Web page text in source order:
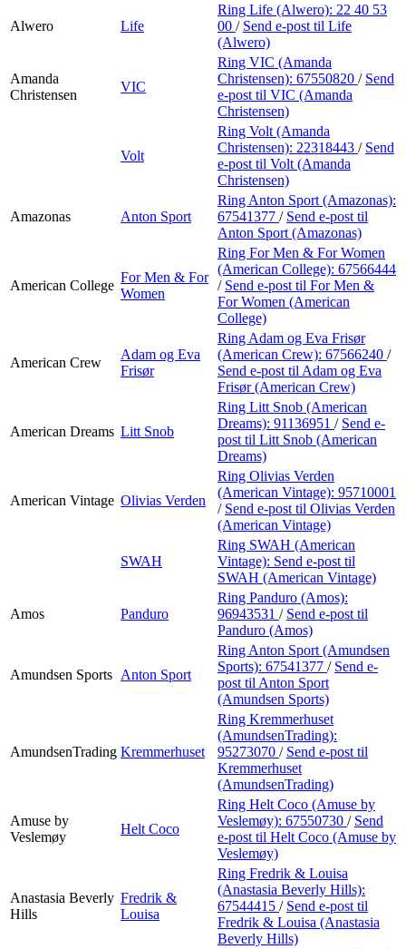
Alwero Life
Ring Life (Alwero): 22 40 53
00 / Send e-post til Life
(Alwero)
Amanda
Christensen
VIC
Ring VIC (Amanda
Christensen): 67550820 / Send
e-post til VIC (Amanda
Christensen)
Volt
Ring Volt (Amanda
Christensen): 22318443 / Send
e-post til Volt (Amanda
Christensen)
Amazonas Anton Sport
Ring Anton Sport (Amazonas):
67541377 / Send e-post til
Anton Sport (Amazonas)
American College
For Men & For
Women
Ring For Men & For Women
(American College): 67566444
/ Send e-post til For Men &
For Women (American
College)
American Crew
Adam og Eva
Frisør
Ring Adam og Eva Frisør
(American Crew): 67566240 /
Send e-post til Adam og Eva
Frisør (American Crew)
American Dreams Litt Snob
Ring Litt Snob (American
Dreams): 91136951 / Send e-
post til Litt Snob (American
Dreams)
American Vintage Olivias Verden
Ring Olivias Verden
(American Vintage): 95710001
/ Send e-post til Olivias Verden
(American Vintage)
SWAH
Ring SWAH (American
Vintage): Send e-post til
SWAH (American Vintage)
Amos Panduro
Ring Panduro (Amos):
96943531 / Send e-post til
Panduro (Amos)
Amundsen Sports Anton Sport
Ring Anton Sport (Amundsen
Sports): 67541377 / Send e-
post til Anton Sport
(Amundsen Sports)
AmundsenTrading Kremmerhuset
Ring Kremmerhuset
(AmundsenTrading):
95273070 / Send e-post til
Kremmerhuset
(AmundsenTrading)
Amuse by
Veslemøy
Helt Coco
Ring Helt Coco (Amuse by
Veslemøy): 67550730 / Send
e-post til Helt Coco (Amuse by
Veslemøy)
Anastasia Beverly
Hills
Fredrik &
Louisa
Ring Fredrik & Louisa
(Anastasia Beverly Hills):
67544415 / Send e-post til
Fredrik & Louisa (Anastasia
Beverly Hills)